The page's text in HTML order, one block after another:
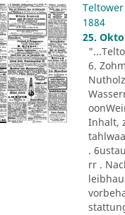
1884
25.
6.
Inhalt,
.
rr .